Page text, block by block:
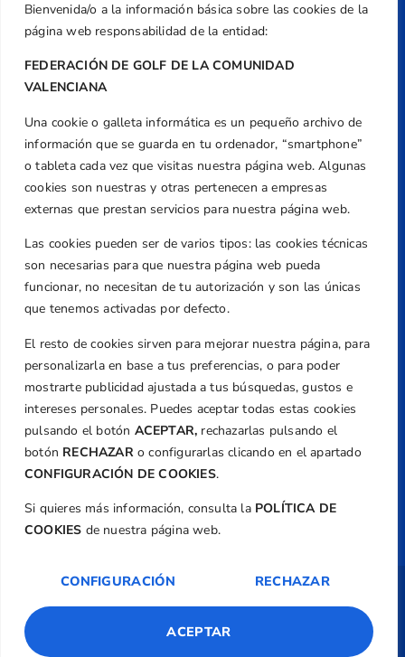
Bienvenida/o a la información básica sobre las cookies de la
página web responsabilidad de la entidad:
FEDERACIÓN DE GOLF DE LA COMUNIDAD
VALENCIANA
Una cookie o galleta informática es un pequeño archivo de
información que se guarda en tu ordenador, “smartphone”
o tableta cada vez que visitas nuestra página web. Algunas
cookies son nuestras y otras pertenecen a empresas
externas que prestan servicios para nuestra página web.
Las cookies pueden ser de varios tipos: las cookies técnicas
son necesarias para que nuestra página web pueda
funcionar, no necesitan de tu autorización y son las únicas
que tenemos activadas por defecto.
El resto de cookies sirven para mejorar nuestra página, para
personalizarla en base a tus preferencias, o para poder
mostrarte publicidad ajustada a tus búsquedas, gustos e
intereses personales. Puedes aceptar todas estas cookies
pulsando el botón ACEPTAR, rechazarlas pulsando el
botón RECHAZARo configurarlas clicando en el apartado
CONFIGURACIÓN DE COOKIES.
Si quieres más información, consulta la POLÍTICA DE
COOKIES de nuestra página web.
CONFIGURACIÓN RECHAZAR
ACEPTAR
Dirección
Centre de L´Esport, Carrer d'Isaac Peral i
Caballero, Nº 5, Despachos 2 y 3, 46980,
Valencia
+34 961 367 799
Email
federacion@golfcv.com
Aviso Legal
Política de Privacidad
Transparencia
Normativa
Federación
TecnoQuatre